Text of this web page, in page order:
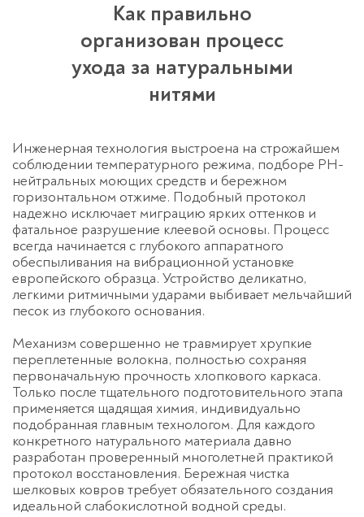
Как правильно
организован процесс
ухода за натуральными
нитями
Инженерная технология выстроена на строжайшем
соблюдении температурного режима, подборе PH-
нейтральных моющих средств и бережном
горизонтальном отжиме. Подобный протокол
надежно исключает миграцию ярких оттенков и
фатальное разрушение клеевой основы. Процесс
всегда начинается с глубокого аппаратного
обеспыливания на вибрационной установке
европейского образца. Устройство деликатно,
легкими ритмичными ударами выбивает мельчайший
песок из глубокого основания.
Механизм совершенно не травмирует хрупкие
переплетенные волокна, полностью сохраняя
первоначальную прочность хлопкового каркаса.
Только после тщательного подготовительного этапа
применяется щадящая химия, индивидуально
подобранная главным технологом. Для каждого
конкретного натурального материала давно
разработан проверенный многолетней практикой
протокол восстановления. Бережная чистка
шелковых ковров требует обязательного создания
идеальной слабокислотной водной среды.
Менеджер свяжется с вами в
течение 3-x минут.